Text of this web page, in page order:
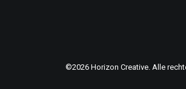
©2026 Horizon Creative. Alle